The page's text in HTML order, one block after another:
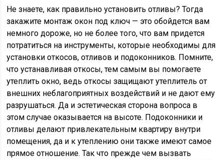
Не знаете, как правильно установить отливы? Тогда
закажите монтаж окон под ключ — это обойдется вам
немного дороже, но не более того, что вам придется
потратиться на инструменты, которые необходимы для
установки откосов, отливов и подоконников. Помните,
что устанавливая откосы, тем самым вы помогаете
утеплить окно, ведь откосы защищают утеплитель от
внешних неблагоприятных воздействий и не дают ему
разрушаться. Да и эстетическая сторона вопроса в
этом случае оказывается на высоте. Подоконники и
отливы делают привлекательным квартиру внутри
помещения, да и к утеплению они также имеют самое
прямое отношение. Так что прежде чем вызвать